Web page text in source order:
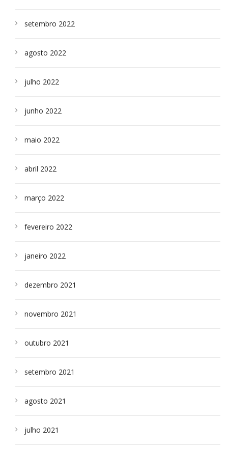
setembro 2022
agosto 2022
julho 2022
junho 2022
maio 2022
abril 2022
março 2022
fevereiro 2022
janeiro 2022
dezembro 2021
novembro 2021
outubro 2021
setembro 2021
agosto 2021
julho 2021